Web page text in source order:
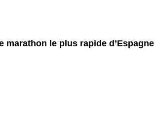
marathon le plus rapide d’Espagne